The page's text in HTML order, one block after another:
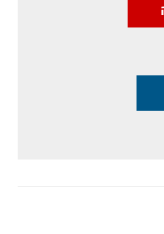
מידי יום ברחבי